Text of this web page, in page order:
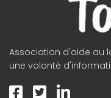
Association d'aide au
une volonté